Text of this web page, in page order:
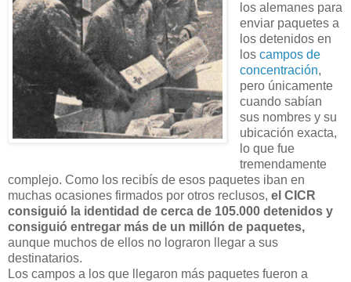
los alemanes para
enviar paquetes a
los detenidos en
los campos de
concentración,
pero únicamente
cuando sabían
sus nombres y su
ubicación exacta,
lo que fue
tremendamente
complejo. Como los recibís de esos paquetes iban en
muchas ocasiones firmados por otros reclusos, el CICR
consiguió la identidad de cerca de 105.000 detenidos y
consiguió entregar más de un millón de paquetes,
aunque muchos de ellos no lograron llegar a sus
destinatarios.
Los campos a los que llegaron más paquetes fueron a